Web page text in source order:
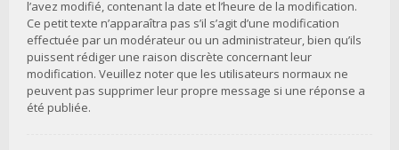
l’avez modifié, contenant la date et l’heure de la modification.
Ce petit texte n’apparaîtra pas s’il s’agit d’une modification
effectuée par un modérateur ou un administrateur, bien qu’ils
puissent rédiger une raison discrète concernant leur
modification. Veuillez noter que les utilisateurs normaux ne
peuvent pas supprimer leur propre message si une réponse a
été publiée.